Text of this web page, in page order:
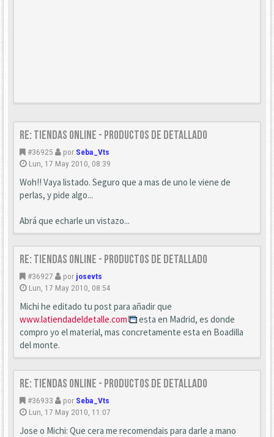
Re: Tiendas Online - Productos de detallado
#36925 por Seba_Vts
Lun, 17 May 2010, 08:39
Woh!! Vaya listado. Seguro que a mas de uno le viene de
perlas, y pide algo...
Abrá que echarle un vistazo...
Re: Tiendas Online - Productos de detallado
#36927 por josevts
Lun, 17 May 2010, 08:54
Michi he editado tu post para añadir que
www.latiendadeldetalle.com
esta en Madrid, es donde
compro yo el material, mas concretamente esta en Boadilla
del monte.
Re: Tiendas Online - Productos de detallado
#36933 por Seba_Vts
Lun, 17 May 2010, 11:07
Jose o Michi: Que cera me recomendais para darle a mano